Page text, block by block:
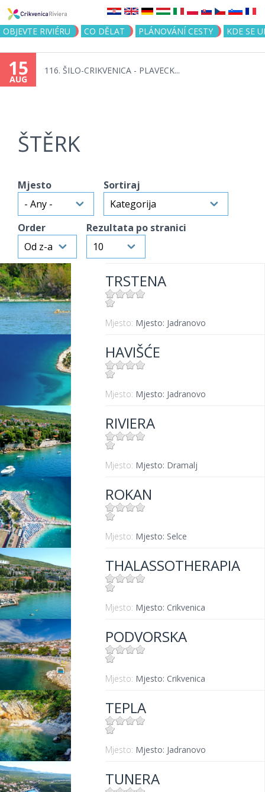
Jump to navigation
OBJEVTE RIVIÉRU CO DĚLAT PLÁNOVÁNÍ CESTY KDE SE
15
AUG
116. ŠILO-CRIKVENICA - PLAVECK...
ŠTĚRK
Mjesto Sortiraj
Order Rezultata po stranici
TRSTENA
Mjesto: Mjesto: Jadranovo
HAVIŠĆE
Mjesto: Mjesto: Jadranovo
RIVIERA
Mjesto: Mjesto: Dramalj
ROKAN
Mjesto: Mjesto: Selce
THALASSOTHERAPIA
Mjesto: Mjesto: Crikvenica
PODVORSKA
Mjesto: Mjesto: Crikvenica
TEPLA
Mjesto: Mjesto: Jadranovo
TUNERA